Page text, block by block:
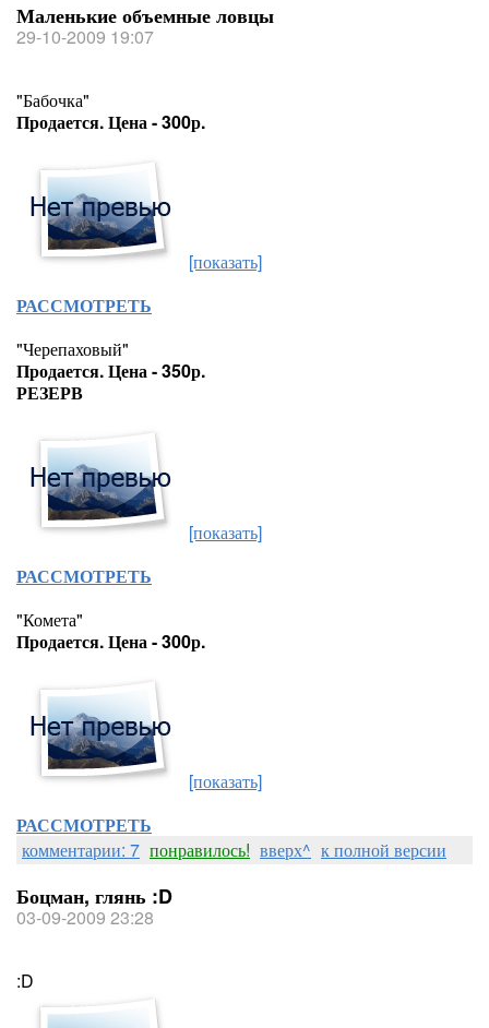
Маленькие объемные ловцы
29-10-2009 19:07
"Бабочка"
Продается. Цена - 300р.
[показать]
РАССМОТРЕТЬ
"Черепаховый"
Продается. Цена - 350р.
РЕЗЕРВ
[показать]
РАССМОТРЕТЬ
"Комета"
Продается. Цена - 300р.
[показать]
РАССМОТРЕТЬ
комментарии: 7 понравилось! вверх^ к полной версии
Боцман, глянь :D
03-09-2009 23:28
:D